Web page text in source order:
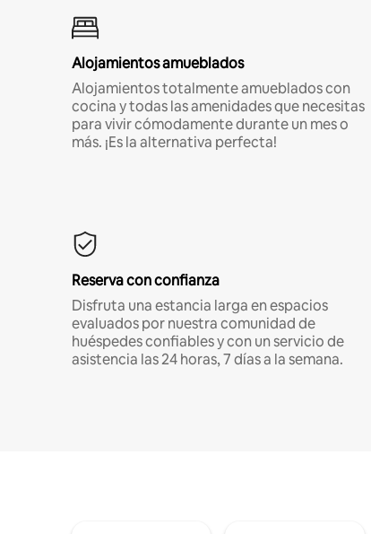
Alojamientos amueblados
Alojamientos totalmente amueblados con
cocina y todas las amenidades que necesitas
para vivir cómodamente durante un mes o
más. ¡Es la alternativa perfecta!
Reserva con confianza
Disfruta una estancia larga en espacios
evaluados por nuestra comunidad de
huéspedes confiables y con un servicio de
asistencia las 24 horas, 7 días a la semana.